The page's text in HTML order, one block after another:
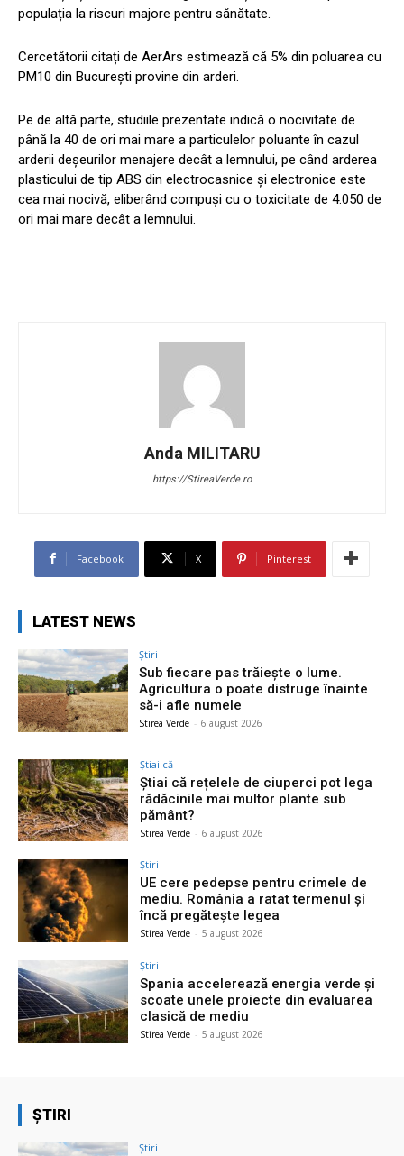
populația la riscuri majore pentru sănătate.
Cercetătorii citați de AerArs estimează că 5% din poluarea cu
PM10 din București provine din arderi.
Pe de altă parte, studiile prezentate indică o nocivitate de
până la 40 de ori mai mare a particulelor poluante în cazul
arderii deșeurilor menajere decât a lemnului, pe când arderea
plasticului de tip ABS din electrocasnice și electronice este
cea mai nocivă, eliberând compuși cu o toxicitate de 4.050 de
ori mai mare decât a lemnului.
Anda MILITARU
https://StireaVerde.ro
Facebook X Pinterest
LATEST NEWS
Știri
Sub fiecare pas trăiește o lume.
Agricultura o poate distruge înainte
să-i afle numele
Stirea Verde - 6 august 2026
Știai că
Știai că rețelele de ciuperci pot lega
rădăcinile mai multor plante sub
pământ?
Stirea Verde - 6 august 2026
Știri
UE cere pedepse pentru crimele de
mediu. România a ratat termenul și
încă pregătește legea
Stirea Verde - 5 august 2026
Știri
Spania accelerează energia verde și
scoate unele proiecte din evaluarea
clasică de mediu
Stirea Verde - 5 august 2026
ȘTIRI
Știri